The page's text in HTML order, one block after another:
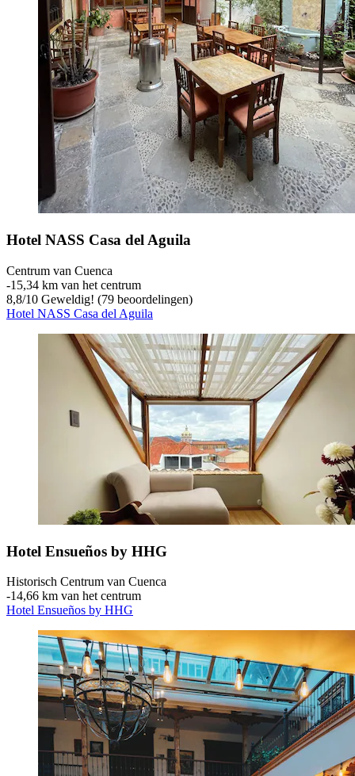
Hotel NASS Casa del Aguila
Centrum van Cuenca
‐15,34 km van het centrum
8,8/10 Geweldig! (79 beoordelingen)
Hotel NASS Casa del Aguila
Hotel Ensueños by HHG
Historisch Centrum van Cuenca
‐14,66 km van het centrum
Hotel Ensueños by HHG